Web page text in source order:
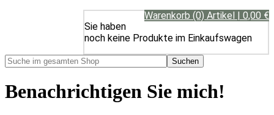
Warenkorb (0) Artikel | 0,00 €
Sie haben
noch keine Produkte im Einkaufswagen
Benachrichtigen Sie mich!